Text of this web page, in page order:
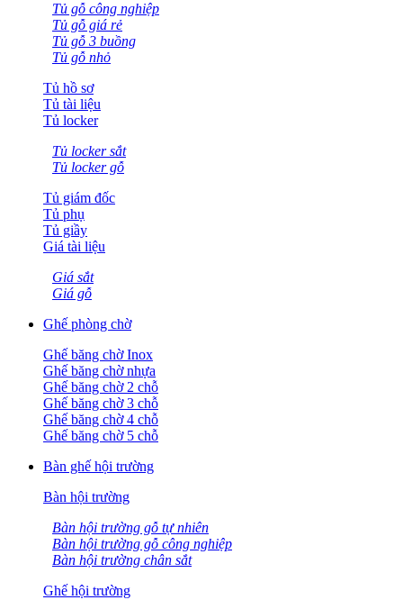
Tủ gỗ công nghiệp
Tủ gỗ giá rẻ
Tủ gỗ 3 buồng
Tủ gỗ nhỏ
Tủ hồ sơ
Tủ tài liệu
Tủ locker
Tủ locker sắt
Tủ locker gỗ
Tủ giám đốc
Tủ phụ
Tủ giầy
Giá tài liệu
Giá sắt
Giá gỗ
Ghế phòng chờ
Ghế băng chờ Inox
Ghế băng chờ nhựa
Ghế băng chờ 2 chỗ
Ghế băng chờ 3 chỗ
Ghế băng chờ 4 chỗ
Ghế băng chờ 5 chỗ
Bàn ghế hội trường
Bàn hội trường
Bàn hội trường gỗ tự nhiên
Bàn hội trường gỗ công nghiệp
Bàn hội trường chân sắt
Ghế hội trường